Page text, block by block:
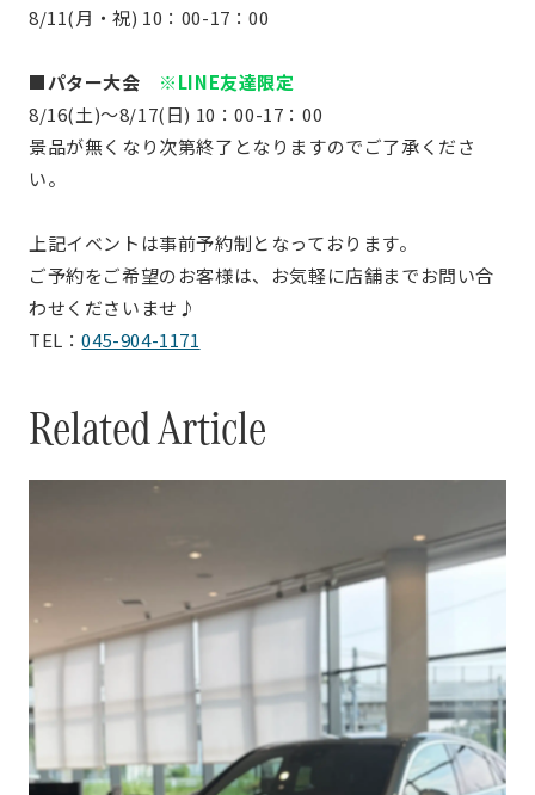
8/11(月・祝) 10：00-17：00
■パター大会
※LINE友達限定
8/16(土)～8/17(日) 10：00-17：00
景品が無くなり次第終了となりますのでご了承くださ
い。
上記イベントは事前予約制となっております。
ご予約をご希望のお客様は、お気軽に店舗までお問い合
わせくださいませ♪
TEL：045-904-1171
Related Article